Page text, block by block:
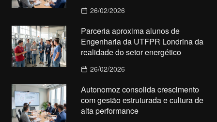
26/02/2026
Parceria aproxima alunos de
Engenharia da UTFPR Londrina da
realidade do setor energético
26/02/2026
Autonomoz consolida crescimento
com gestão estruturada e cultura de
alta performance